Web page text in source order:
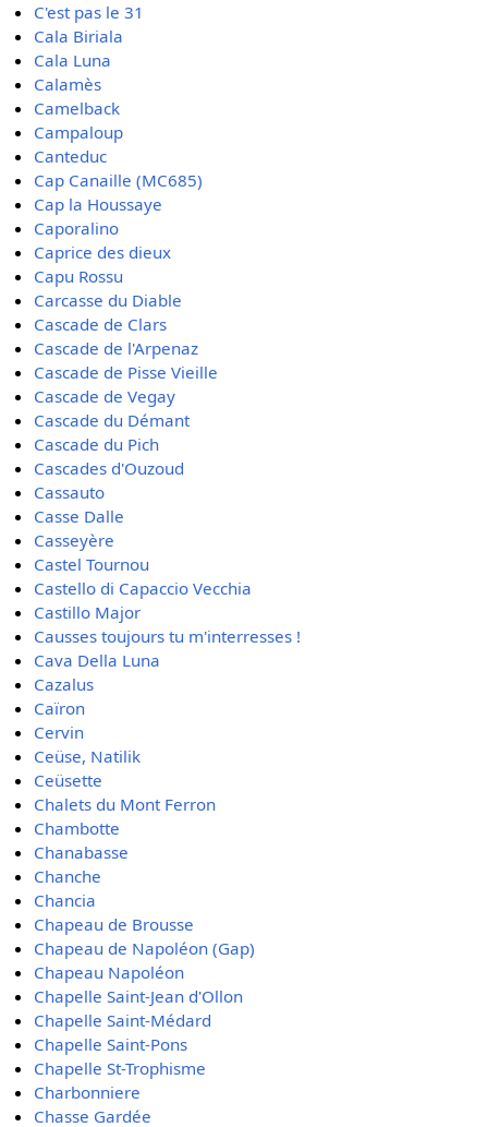
C'est pas le 31
Cala Biriala
Cala Luna
Calamès
Camelback
Campaloup
Canteduc
Cap Canaille (MC685)
Cap la Houssaye
Caporalino
Caprice des dieux
Capu Rossu
Carcasse du Diable
Cascade de Clars
Cascade de l'Arpenaz
Cascade de Pisse Vieille
Cascade de Vegay
Cascade du Démant
Cascade du Pich
Cascades d'Ouzoud
Cassauto
Casse Dalle
Casseyère
Castel Tournou
Castello di Capaccio Vecchia
Castillo Major
Causses toujours tu m'interresses !
Cava Della Luna
Cazalus
Caïron
Cervin
Ceüse, Natilik
Ceüsette
Chalets du Mont Ferron
Chambotte
Chanabasse
Chanche
Chancia
Chapeau de Brousse
Chapeau de Napoléon (Gap)
Chapeau Napoléon
Chapelle Saint-Jean d'Ollon
Chapelle Saint-Médard
Chapelle Saint-Pons
Chapelle St-Trophisme
Charbonniere
Chasse Gardée